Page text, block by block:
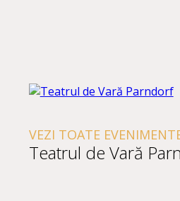
VEZI TOATE EVENIMENTELE LA
Teatrul de Vară Parndorf